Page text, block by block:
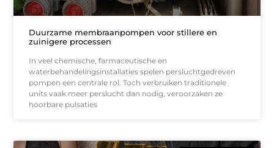
Duurzame membraanpompen voor stillere en
zuinigere processen
In veel chemische, farmaceutische en
waterbehandelingsinstallaties spelen persluchtgedreven
pompen een centrale rol. Toch verbruiken traditionele
units vaak meer perslucht dan nodig, veroorzaken ze
hoorbare pulsaties